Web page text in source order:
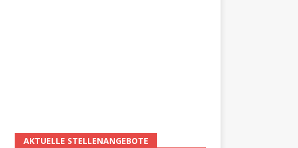
AKTUELLE STELLENANGEBOTE